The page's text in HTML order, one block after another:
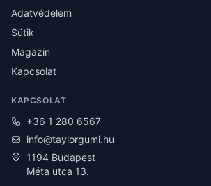
Adatvédelem
Sütik
Magazin
Kapcsolat
KAPCSOLAT
+36 1 280 6567
info@taylorgumi.hu
1194 Budapest
Méta utca 13.